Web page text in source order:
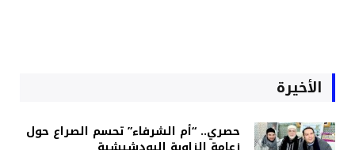
الأخيرة
حصري.. “أم الشرفاء” تحسم الصراع حول